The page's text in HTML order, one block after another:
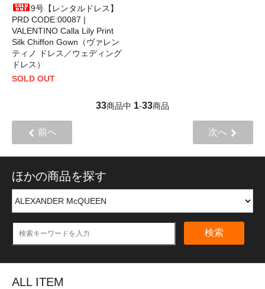
9号【レンタルドレス】
PRD CODE:00087 |
VALENTINO Calla Lily Print
Silk Chiffon Gown（ヴァレン
ティノ ドレス／ウェディング
ドレス）
SOLD OUT
33商品中 1-33商品
前へ 次へ
ほかの商品を探す
検索
ALL ITEM